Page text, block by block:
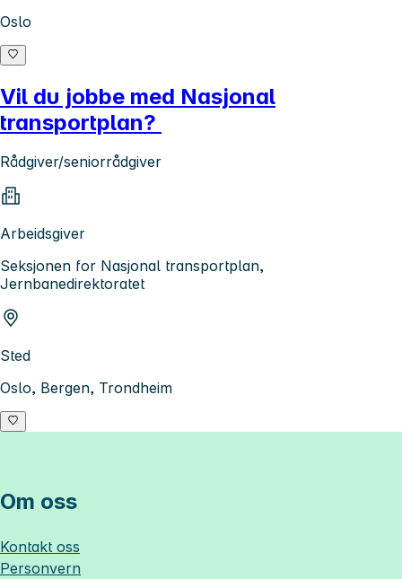
Oslo
Vil du jobbe med Nasjonal
transportplan?
Rådgiver/seniorrådgiver
Arbeidsgiver
Seksjonen for Nasjonal transportplan,
Jernbanedirektoratet
Sted
Oslo, Bergen, Trondheim
Om oss
Kontakt oss
Personvern